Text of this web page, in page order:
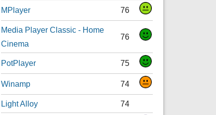
MPlayer 76
Media Player Classic - Home
Cinema
76
PotPlayer 75
Winamp 74
Light Alloy 74